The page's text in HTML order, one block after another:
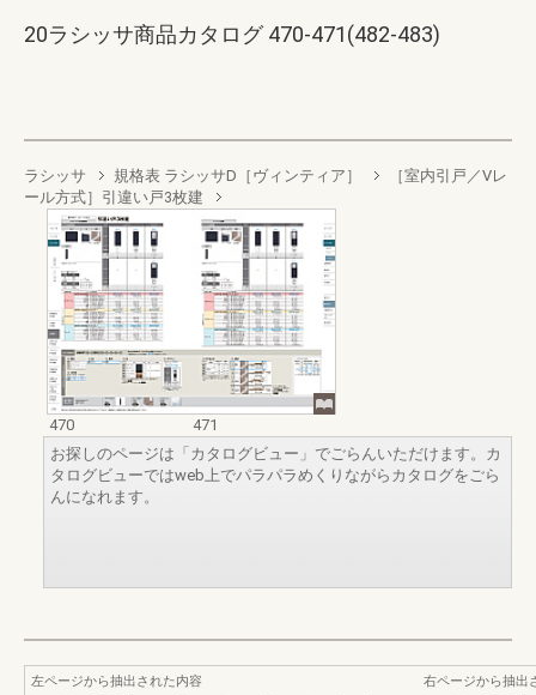
20ラシッサ商品カタログ 470-471(482-483)
ラシッサ 規格表 ラシッサD［ヴィンティア］
［室内引戸／Vレ
ール方式］引違い戸3枚建
470
471
お探しのページは「カタログビュー」でごらんいただけます。カ
タログビューではweb上でパラパラめくりながらカタログをごら
んになれます。
左ページから抽出された内容
右ページから抽出